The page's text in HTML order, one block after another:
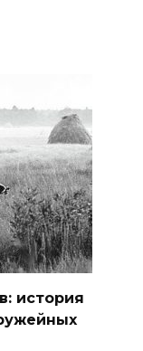
история